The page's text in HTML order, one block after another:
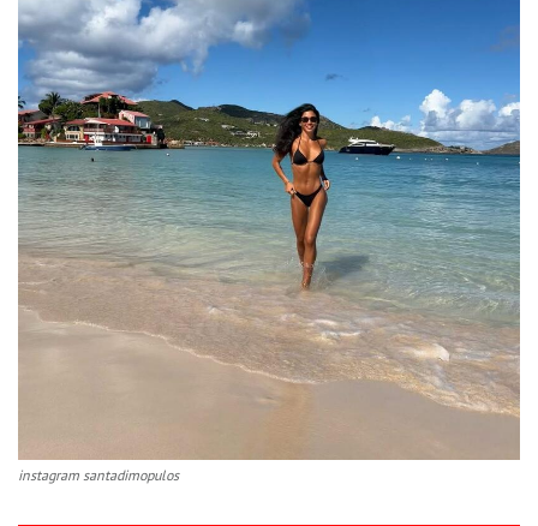
instagram santadimopulos